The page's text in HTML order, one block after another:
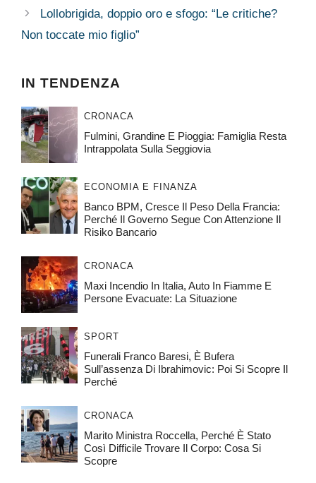
Lollobrigida, doppio oro e sfogo: “Le critiche?
Non toccate mio figlio”
IN TENDENZA
CRONACA
Fulmini, Grandine E Pioggia: Famiglia Resta
Intrappolata Sulla Seggiovia
ECONOMIA E FINANZA
Banco BPM, Cresce Il Peso Della Francia:
Perché Il Governo Segue Con Attenzione Il
Risiko Bancario
CRONACA
Maxi Incendio In Italia, Auto In Fiamme E
Persone Evacuate: La Situazione
SPORT
Funerali Franco Baresi, È Bufera
Sull’assenza Di Ibrahimovic: Poi Si Scopre Il
Perché
CRONACA
Marito Ministra Roccella, Perché È Stato
Così Difficile Trovare Il Corpo: Cosa Si
Scopre